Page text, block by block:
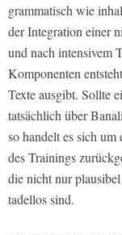
grammatisch wie
der Integration einer
und nach intensivem
Komponenten
Texte ausgibt. Sollte
tatsächlich über
so handelt es sich
des Trainings
die nicht nur
tadellos sind.